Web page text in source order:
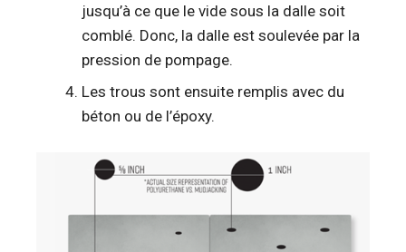
jusqu’à ce que le vide sous la dalle soit
comblé. Donc, la dalle est soulevée par la
pression de pompage.
Les trous sont ensuite remplis avec du
béton ou de l’époxy.